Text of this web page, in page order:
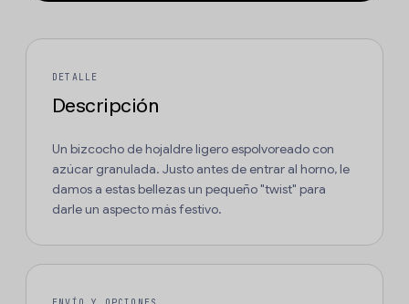
DETALLE
Descripción
Un bizcocho de hojaldre ligero espolvoreado con
azúcar granulada. Justo antes de entrar al horno, le
damos a estas bellezas un pequeño "twist" para
darle un aspecto más festivo.